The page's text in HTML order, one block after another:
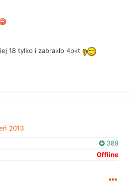
18 tylko i zabrakło 4pkt
2013
389
Offline